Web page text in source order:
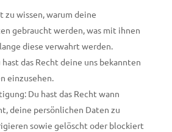
zu wissen, warum deine
gebraucht werden, was mit ihnen
diese verwahrt werden.
das Recht deine uns bekannten
einzusehen.
Du hast das Recht wann
deine persönlichen Daten zu
sowie gelöscht oder blockiert